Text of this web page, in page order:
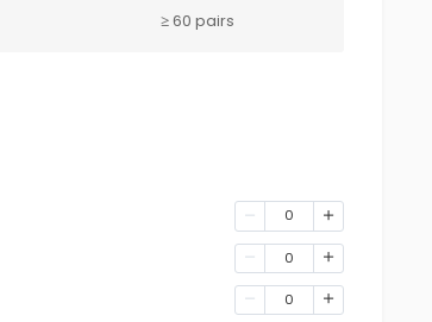
≥ 60 pairs
0
0
0